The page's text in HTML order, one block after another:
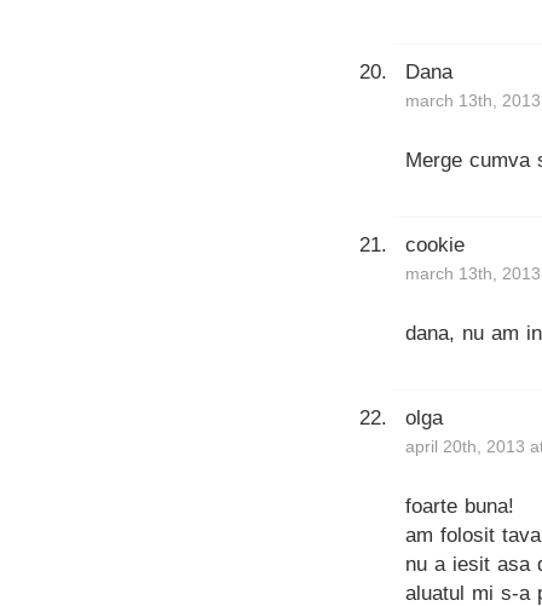
Dana
march 13th,
Merge cumva
cookie
march 13th,
dana, nu am
olga
april 20th, 2013
foarte buna!
am folosit
nu a iesit asa
aluatul mi s-a